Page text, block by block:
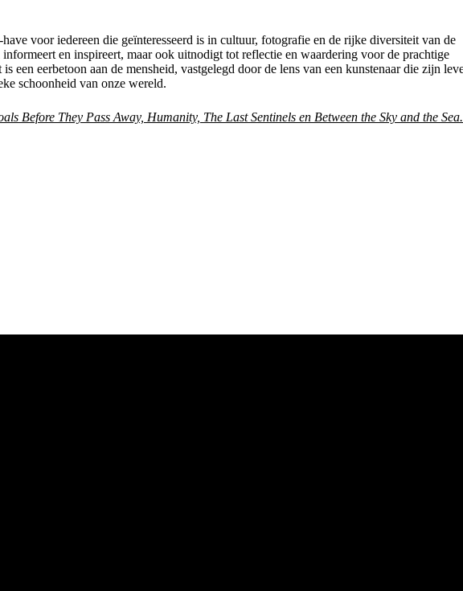
voor iedereen die geïnteresseerd is in cultuur, fotografie en de rijke diversiteit van de
en inspireert, maar ook uitnodigt tot reflectie en waardering voor de prachtige
een eerbetoon aan de mensheid, vastgelegd door de lens van een kunstenaar die zijn
schoonheid van onze wereld.
Before They Pass Away, Humanity, The Last Sentinels en Between the Sky and the Sea.